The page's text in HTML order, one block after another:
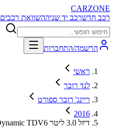
CARZONE
רכב חדשרכב יד שניההשוואת רכבים
הרשמה/התחברות
ראשי
לנד רובר
ריינג' רובר ספורט
2016
HSE Dynamic TDV6 דיזל 3.0 ליטר